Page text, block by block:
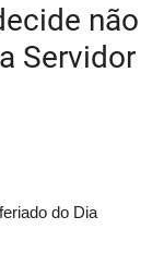
não
Servidor
do Dia